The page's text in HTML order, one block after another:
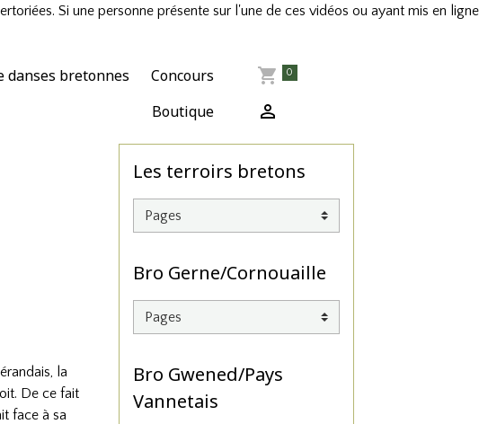
Si une personne présente sur l'une de ces vidéos ou ayant mis en ligne
danses bretonnes
Concours
Boutique
0
la
De ce fait
face à sa
Les terroirs bretons
Bro Gerne/Cornouaille
Bro Gwened/Pays
Vannetais